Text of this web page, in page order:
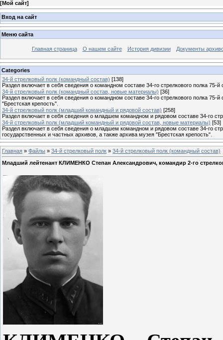
[Мой сайт]
Вход на сайт
Меню сайта
Главная страница О нашем сайте История дивизии Документы
Categories
34-й стрелковый полк (командный состав) [138]
Раздел включает в себя сведения о командном составе 34-го стрелкового полка 75-й
34-й стрелковый полк (командный состав, новые материалы) [36]
Раздел включает в себя сведения о командном составе 34-го стрелкового полка
"Брестская крепость".
34-й стрелковый полк (младший командный и рядовой состав) [258]
Раздел включает в себя сведения о младшем командном и рядовом составе 34-го
34-й стрелковый полк (младший командный и рядовой состав, новые материалы) [53]
Раздел включает в себя сведения о младшем командном и рядовом составе 34-го
государственных и частных архивов, а также архива музея "Брестская крепость".
Главная » Файлы » 34-й стрелковый полк » 34-й стрелковый полк (командный состав)
Младший лейтенант КЛИМЕНКО Степан Александрович, командир 2-го